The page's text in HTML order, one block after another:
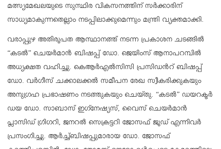
മത്സ്യമേഖലയുടെ സുസ്ഥിര വികസനത്തിന് സർക്കാരിന്
സാധ്യമാകുന്നതെല്ലാം നടപ്പിലാക്കുമെന്നും മന്ത്രി വ്യക്തമാക്കി.
വരാപ്പുഴ അതിരൂപത ആസ്ഥാനത്ത് നടന്ന പ്രകാശന ചടങ്ങിൽ
“കടൽ” ചെയർമാൻ ബിഷപ്പ് ഡോ. ജെയിംസ് ആനാപറമ്പിൽ
അധ്യക്ഷത വഹിച്ചു. കെആർഎൽസിസി പ്രസിഡൻറ് ബിഷപ്പ്
ഡോ. വർഗീസ് ചക്കാലക്കൽ സമീപന രേഖ സ്വീകരിക്കുകയും
അനുഗ്രഹ പ്രഭാഷണം നടത്തുകയും ചെയ്തു. “കടൽ” ഡയറക്ടർ
ഡയ ഡോ. സാബാസ് ഇഗ്‌നേഷ്യസ്, വൈസ് ചെയർമാൻ
പ്ലാസിഡ് ഗ്രിഗറി, ജനറൽ സെക്രട്ടറി ജോസഫ് ജൂഡ് എന്നിവർ
പ്രസംഗിച്ചു. ആർച്ച്ബിഷപ്പുമാരായ ഡോ. ജോസഫ്